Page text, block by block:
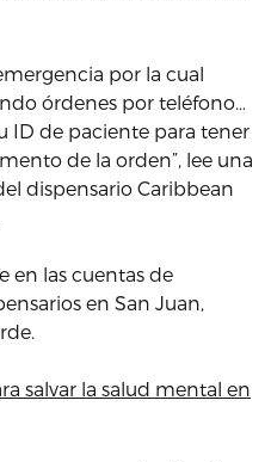
por la cual
órdenes por teléfono…
ID de paciente para tener
de la orden”, lee una
dispensario Caribbean
en las cuentas de
en San Juan,
salvar la salud mental en